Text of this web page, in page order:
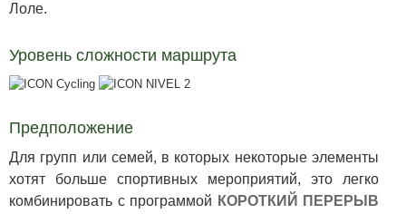
Лоле.
Уровень сложности маршрута
Предположение
Для групп или семей, в которых некоторые элементы
хотят больше спортивных мероприятий, это легко
комбинировать с программой КОРОТКИЙ ПЕРЕРЫВ